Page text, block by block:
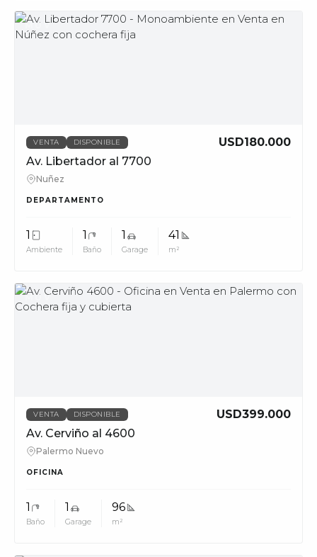
MUV
VENTA DISPONIBLE
USD180.000
Av. Libertador al 7700
Nuñez
DEPARTAMENTO
1
Ambiente
1
Baño
1
Garage
41
m²
MUV
VENTA DISPONIBLE
USD399.000
Av. Cerviño al 4600
Palermo Nuevo
OFICINA
1
Baño
1
Garage
96
m²